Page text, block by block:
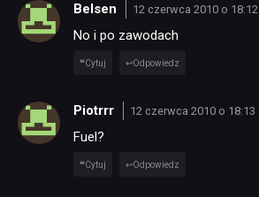
Belsen 12 czerwca 2010 o 18:12
No i po zawodach
Cytuj Odpowiedz
Piotrrr 12 czerwca 2010 o 18:13
Fuel?
Cytuj Odpowiedz